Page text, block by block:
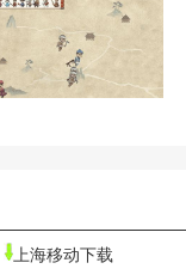
上海移动下载